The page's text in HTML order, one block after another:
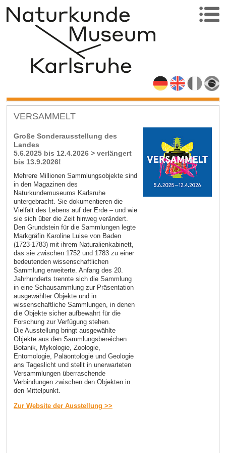
VERSAMMELT
Große Sonderausstellung des
Landes
5.6.2025 bis 12.4.2026 > verlängert
bis 13.9.2026!
Mehrere Millionen Sammlungsobjekte sind
in den Magazinen des
Naturkundemuseums Karlsruhe
untergebracht. Sie dokumentieren die
Vielfalt des Lebens auf der Erde – und wie
sie sich über die Zeit hinweg verändert.
Den Grundstein für die Sammlungen legte
Markgräfin Karoline Luise von Baden
(1723-1783) mit ihrem Naturalienkabinett,
das sie zwischen 1752 und 1783 zu einer
bedeutenden wissenschaftlichen
Sammlung erweiterte. Anfang des 20.
Jahrhunderts trennte sich die Sammlung
in eine Schausammlung zur Präsentation
ausgewählter Objekte und in
wissenschaftliche Sammlungen, in denen
die Objekte sicher aufbewahrt für die
Forschung zur Verfügung stehen.
Die Ausstellung bringt ausgewählte
Objekte aus den Sammlungsbereichen
Botanik, Mykologie, Zoologie,
Entomologie, Paläontologie und Geologie
ans Tageslicht und stellt in unerwarteten
Versammlungen überraschende
Verbindungen zwischen den Objekten in
den Mittelpunkt.
Zur Website der Ausstellung >>